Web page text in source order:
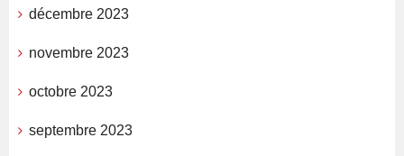
décembre 2023
novembre 2023
octobre 2023
septembre 2023